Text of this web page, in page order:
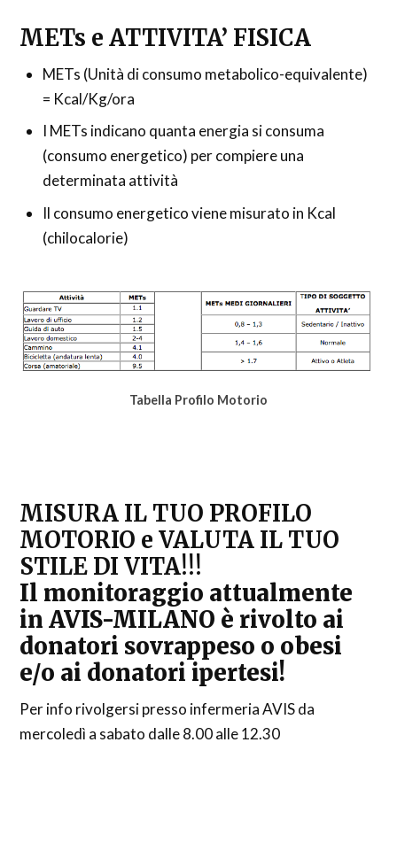
METs e ATTIVITA’ FISICA
METs (Unità di consumo metabolico-equivalente)
= Kcal/Kg/ora
I METs indicano quanta energia si consuma
(consumo energetico) per compiere una
determinata attività
Il consumo energetico viene misurato in Kcal
(chilocalorie)
Tabella Profilo Motorio
MISURA IL TUO PROFILO
MOTORIO e VALUTA IL TUO
STILE DI VITA!!!
Il monitoraggio attualmente
in AVIS-MILANO è rivolto ai
donatori sovrappeso o obesi
e/o ai donatori ipertesi!
Per info rivolgersi presso infermeria AVIS da
mercoledì a sabato dalle 8.00 alle 12.30